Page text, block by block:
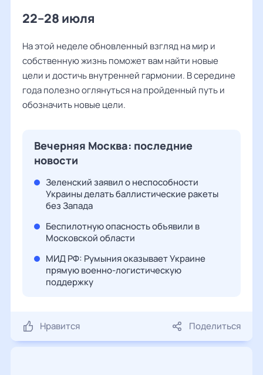
22–28 июля
На этой неделе обновленный взгляд на мир и
собственную жизнь поможет вам найти новые
цели и достичь внутренней гармонии. В середине
года полезно оглянуться на пройденный путь и
обозначить новые цели.
Вечерняя Москва: последние
новости
Зеленский заявил о неспособности
Украины делать баллистические ракеты
без Запада
Беспилотную опасность объявили в
Московской области
МИД РФ: Румыния оказывает Украине
прямую военно-логистическую
поддержку
Нравится Поделиться